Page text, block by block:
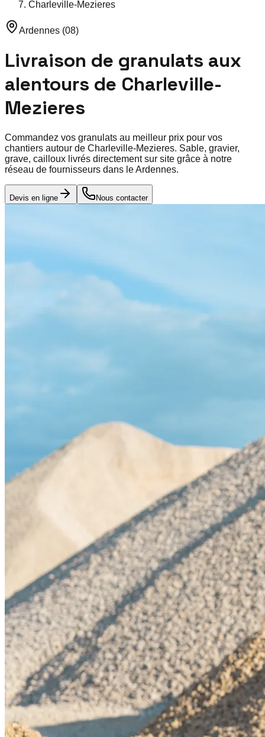
Charleville-Mezieres
Ardennes (08)
Livraison de granulats aux
alentours de Charleville-
Mezieres
Commandez vos granulats au meilleur prix pour vos
chantiers autour de Charleville-Mezieres. Sable, gravier,
grave, cailloux livrés directement sur site grâce à notre
réseau de fournisseurs dans leArdennes.
Devis en ligne Nous contacter